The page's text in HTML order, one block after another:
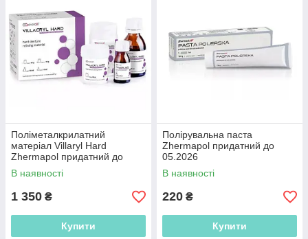
Поліметалкрилатний
матеріал Villaryl Hard
Zhermapol придатний до
12.2026
В наявності
1 350 ₴
Купити
Полірувальна паста
Zhermapol придатний до
05.2026
В наявності
220 ₴
Купити